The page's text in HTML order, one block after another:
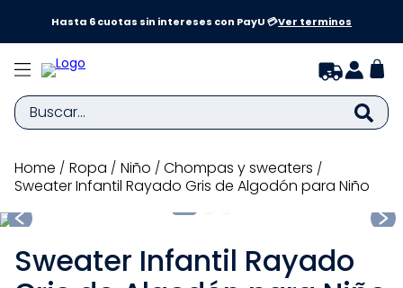
Hasta 6 cuotas sin intereses con PayU 💳Ver terminos
Buscar...
ropa niño
chompas y sweaters
Sweater Infantil Rayado Gris de Algodón para Niño
Sweater Infantil Rayado
TÉRMINOS MÁS BUSCADOS
1.
zapatillas niña
2.
3.
medias